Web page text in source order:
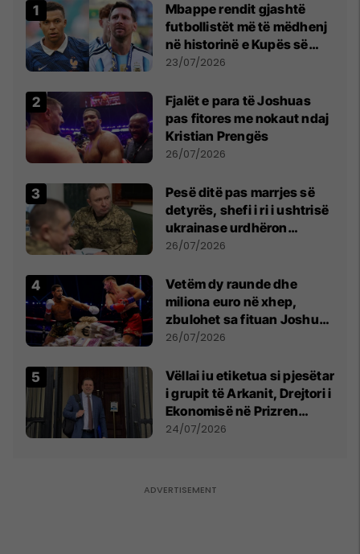
Mbappe rendit gjashtë
futbollistët më të mëdhenj
në historinë e Kupës së
Botës, Messi mbetet i dyti
23/07/2026
Fjalët e para të Joshuas
pas fitores me nokaut ndaj
Kristian Prengës
26/07/2026
Pesë ditë pas marrjes së
detyrës, shefi i ri i ushtrisë
ukrainase urdhëron
kontroll të madh
26/07/2026
Vetëm dy raunde dhe
miliona euro në xhep,
zbulohet sa fituan Joshua
e Prenga
26/07/2026
Vëllai iu etiketua si pjesëtar
i grupit të Arkanit, Drejtori i
Ekonomisë në Prizren
mohon pretendimet
24/07/2026